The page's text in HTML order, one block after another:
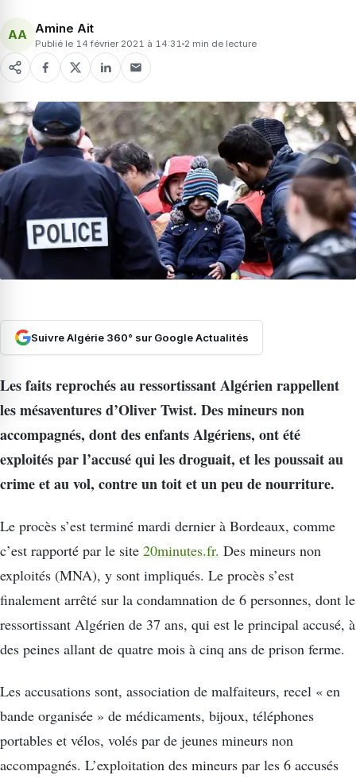
AA Amine Ait
Publié le 14 février 2021 à 14:31 2 min de lecture
Suivre Algérie 360° sur Google Actualités
Les faits reprochés au ressortissant Algérien rappellent
les mésaventures d’Oliver Twist. Des mineurs non
accompagnés, dont des enfants Algériens, ont été
exploités par l’accusé qui les droguait, et les poussait au
crime et au vol, contre un toit et un peu de nourriture.
Le procès s’est terminé mardi dernier à Bordeaux, comme
c’est rapporté par le site 20minutes.fr. Des mineurs non
exploités (MNA), y sont impliqués. Le procès s’est
finalement arrêté sur la condamnation de 6 personnes, dont le
ressortissant Algérien de 37 ans, qui est le principal accusé, à
des peines allant de quatre mois à cinq ans de prison ferme.
Les accusations sont, association de malfaiteurs, recel « en
bande organisée » de médicaments, bijoux, téléphones
portables et vélos, volés par de jeunes mineurs non
accompagnés. L’exploitation des mineurs par les 6 accusés